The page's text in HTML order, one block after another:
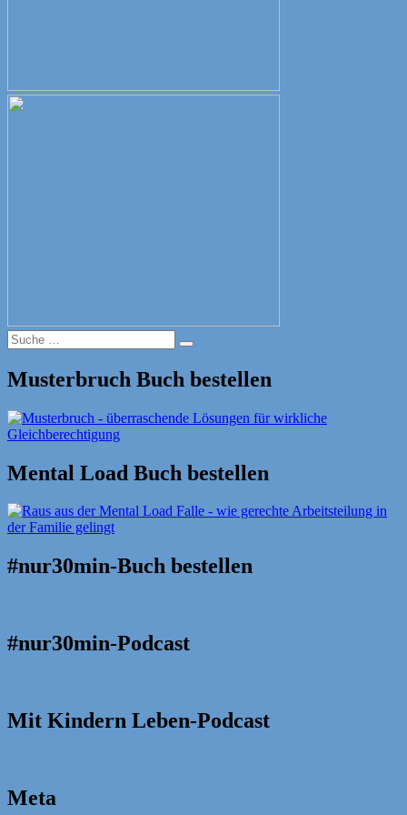
Suche
nach:
Suche
Musterbruch Buch bestellen
Mental Load Buch bestellen
#nur30min-Buch bestellen
#nur30min-Podcast
Mit Kindern Leben-Podcast
Meta